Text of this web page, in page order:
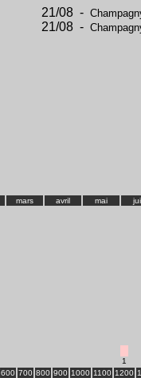
21/08 -
21/08 -
mars avril mai
1
600 700 800 900 1000 1100 1200